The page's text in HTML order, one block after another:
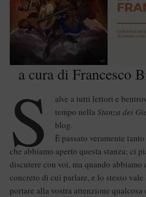
a cura di Francesco
S
alve a tutti lettori e
tempo nellaStanza dei
blog.
È passato veramente
che abbiamo aperto questa stanza; ci
discutere con voi, ma quando abbiamo
concreto di cui parlare, e lo stesso vale
portare alla vostra attenzione qualcosa